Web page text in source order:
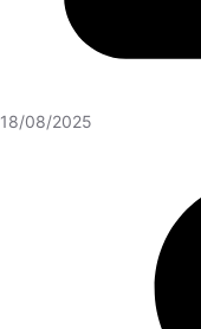
18/08/2025